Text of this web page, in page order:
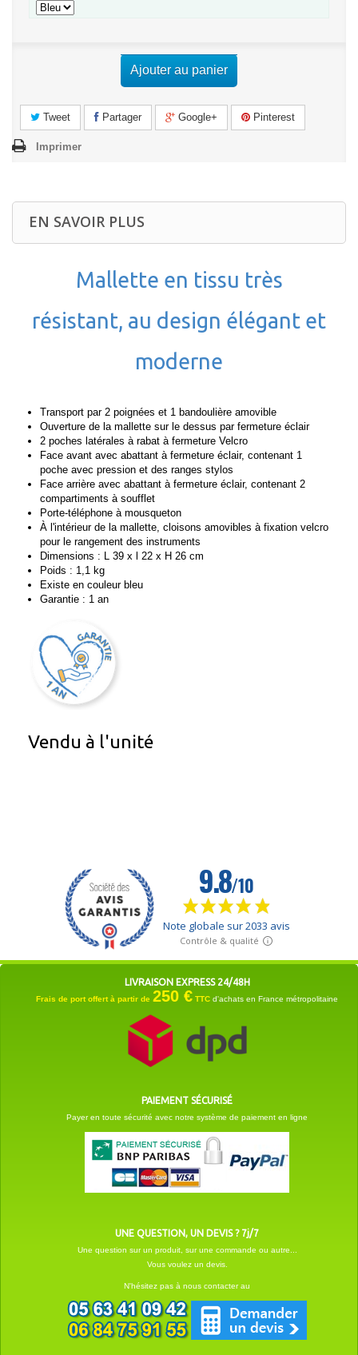
Ajouter au panier
Tweet Partager Google+ Pinterest
Imprimer
EN SAVOIR PLUS
Mallette en tissu très
résistant, au design élégant et
moderne
Transport par 2 poignées et 1 bandoulière amovible
Ouverture de la mallette sur le dessus par fermeture éclair
2 poches latérales à rabat à fermeture Velcro
Face avant avec abattant à fermeture éclair, contenant 1
poche avec pression et des ranges stylos
Face arrière avec abattant à fermeture éclair, contenant 2
compartiments à soufflet
Porte-téléphone à mousqueton
À l'intérieur de la mallette, cloisons amovibles à fixation velcro
pour le rangement des instruments
Dimensions : L 39 x l 22 x H 26 cm
Poids : 1,1 kg
Existe en couleur bleu
Garantie : 1 an
Vendu à l'unité
LIVRAISON EXPRESS 24/48H
Frais de port offert à partir de 250 € TTC d'achats en France métropolitaine
PAIEMENT SÉCURISÉ
Payer en toute sécurité avec notre système de paiement en ligne
UNE QUESTION, UN DEVIS ? 7j/7
Une question sur un produit, sur une commande ou autre...
Vous voulez un devis.
N'hésitez pas à nous contacter au